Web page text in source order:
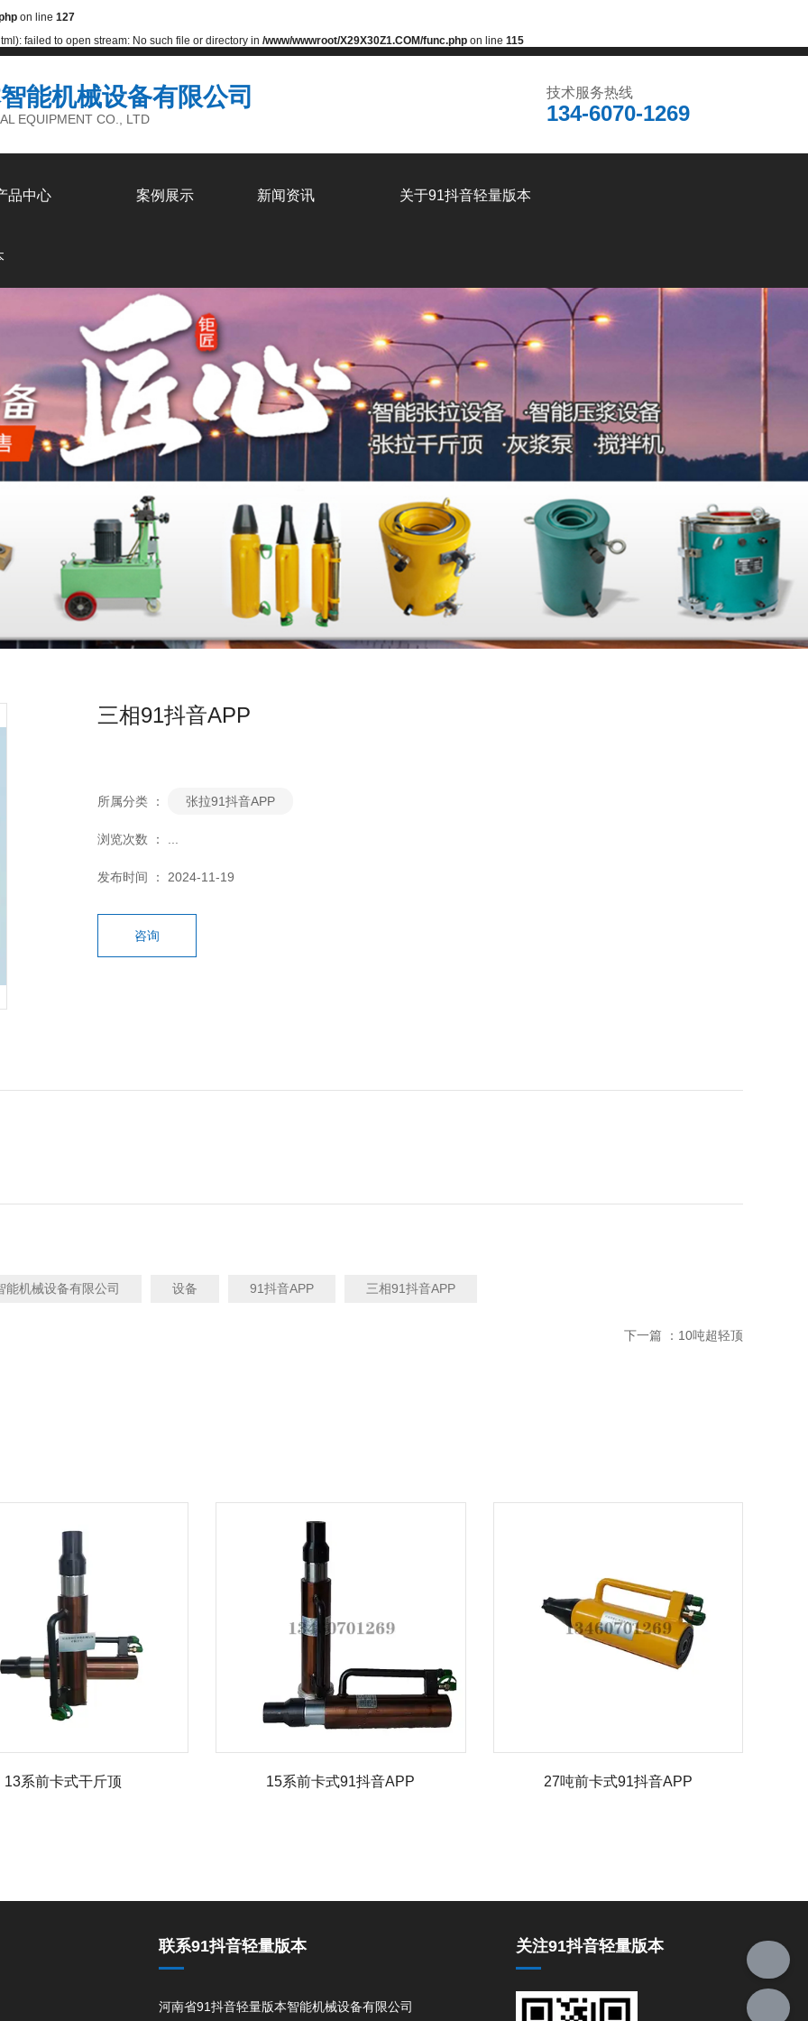
on line 127
failed to open stream: No such file or directory in /www/wwwroot/X29X30Z1.COM/func.php on line 115
能机械设备有限公司
EQUIPMENT CO., LTD
技术服务热线
134-6070-1269
品中心 案例展示 新闻资讯 关于91抖音轻量版本
三相91抖音APP
所属分类 ： 张拉91抖音APP
浏览次数 ： ...
发布时间 ： 2024-11-19
咨询
能机械设备有限公司 设备 91抖音APP 三相91抖音APP
下一篇 ： 10吨超轻顶
13系前卡式干斤顶 15系前卡式91抖音APP 27吨前卡式91抖音APP
联系91抖音轻量版本
河南省91抖音轻量版本智能机械设备有限公司
关注91抖音轻量版本